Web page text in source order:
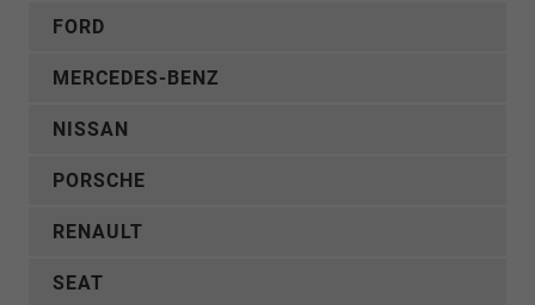
FORD
MERCEDES-BENZ
NISSAN
PORSCHE
RENAULT
SEAT